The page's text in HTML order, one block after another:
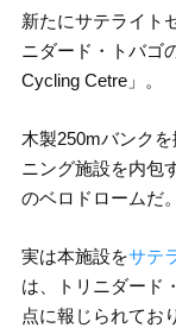
新たにサテライト
ニダード・トバゴ
Cycling Cetre」。
木製250mバンク
ニング施設を内包
のベロドロームだ。
実は本施設をサテ
は、トリニダード
点に報じられてお